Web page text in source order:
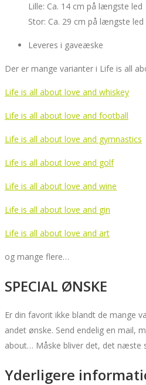
Lille: Ca. 14 cm på længste led
Stor: Ca. 29 cm på længste led
Leveres i gaveæske
Der er mange varianter i Life is all
Life is all about love and whiskey
Life is all about love and football
Life is all about love and gymnastics
Life is all about love and golf
Life is all about love and wine
Life is all about love and gin
Life is all about love and art
og mange flere…
SPECIAL ØNSKE
Er din favorit ikke blandt de mange
andet ønske. Send endelig en mail,
about… Måske bliver det, det næste
Yderligere